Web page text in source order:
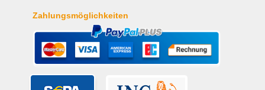
Zahlungsmöglichkeiten